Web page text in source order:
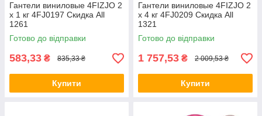
Гантели виниловые 4FIZJO 2
x 1 кг 4FJ0197 Скидка All
1261
Готово до відправки
583,33 ₴ 835,33 ₴
Купити
Гантели виниловые 4FIZJO 2
x 4 кг 4FJ0209 Скидка All
1321
Готово до відправки
1 757,53 ₴ 2 009,53 ₴
Купити